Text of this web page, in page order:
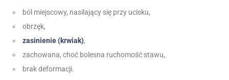
ból miejscowy, nasilający się przy ucisku,
obrzęk,
zasinienie (krwiak),
zachowana, choć bolesna ruchomość stawu,
brak deformacji.